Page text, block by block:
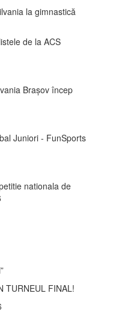
la gimnastică
de la ACS
Brașov încep
Juniori - FunSports
nationala de
TURNEUL FINAL!